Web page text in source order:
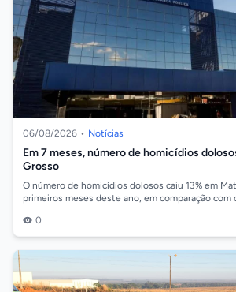
06/08/2026 • Notícias
Em 7 meses, número de homicídios
Grosso
O número de homicídios dolosos caiu 13% em
primeiros meses deste ano, em comparação com
0